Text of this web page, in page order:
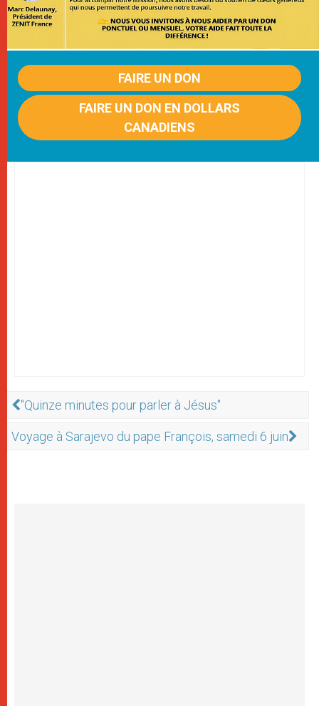
FAIRE UN DON
FAIRE UN DON EN DOLLARS
CANADIENS
"Quinze minutes pour parler à Jésus"
Voyage à Sarajevo du pape François, samedi 6 juin